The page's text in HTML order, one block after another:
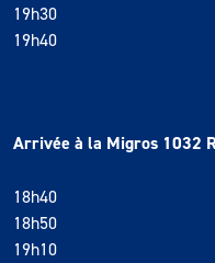
19h30
19h40
Arrivée à la Migros 1032
18h40
18h50
19h10